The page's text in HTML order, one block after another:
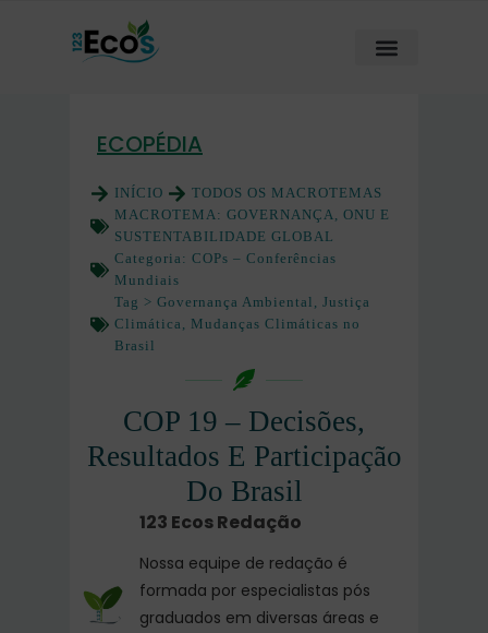
ECOPÉDIA
INÍCIO
TODOS OS MACROTEMAS
MACROTEMA: GOVERNANÇA, ONU E
SUSTENTABILIDADE GLOBAL
Categoria: COPs – Conferências
Mundiais
Tag > Governança Ambiental , Justiça
Climática , Mudanças Climáticas no
Brasil
COP 19 – Decisões,
Resultados E Participação
Do Brasil
123 Ecos Redação
Nossa equipe de redação é
formada por especialistas pós
graduados em diversas áreas e